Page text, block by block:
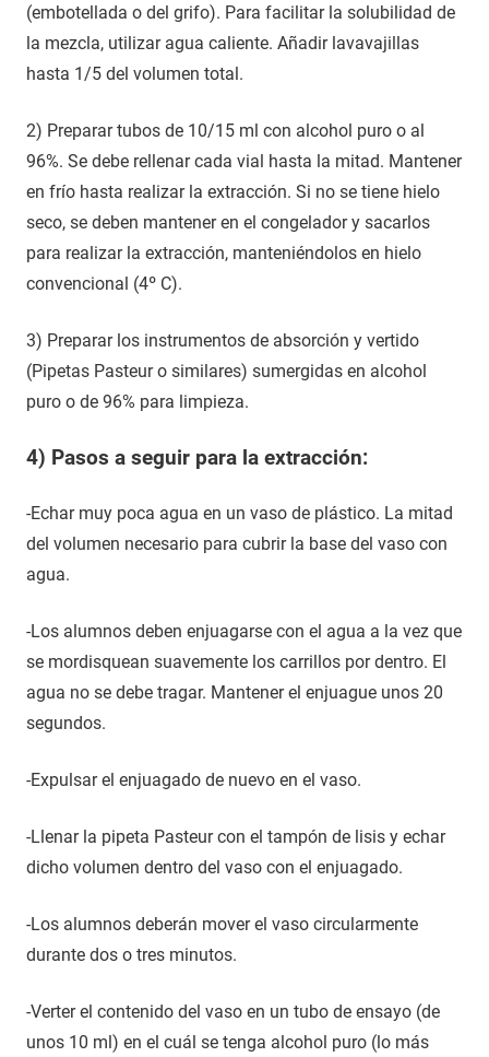
(embotellada o del grifo). Para facilitar la solubilidad de
la mezcla, utilizar agua caliente. Añadir lavavajillas
hasta 1/5 del volumen total.
2) Preparar tubos de 10/15 ml con alcohol puro o al
96%. Se debe rellenar cada vial hasta la mitad. Mantener
en frío hasta realizar la extracción. Si no se tiene hielo
seco, se deben mantener en el congelador y sacarlos
para realizar la extracción, manteniéndolos en hielo
convencional (4º C).
3) Preparar los instrumentos de absorción y vertido
(Pipetas Pasteur o similares) sumergidas en alcohol
puro o de 96% para limpieza.
4) Pasos a seguir para la extracción:
-Echar muy poca agua en un vaso de plástico. La mitad
del volumen necesario para cubrir la base del vaso con
agua.
-Los alumnos deben enjuagarse con el agua a la vez que
se mordisquean suavemente los carrillos por dentro. El
agua no se debe tragar. Mantener el enjuague unos 20
segundos.
-Expulsar el enjuagado de nuevo en el vaso.
-Llenar la pipeta Pasteur con el tampón de lisis y echar
dicho volumen dentro del vaso con el enjuagado.
-Los alumnos deberán mover el vaso circularmente
durante dos o tres minutos.
-Verter el contenido del vaso en un tubo de ensayo (de
unos 10 ml) en el cuál se tenga alcohol puro (lo más